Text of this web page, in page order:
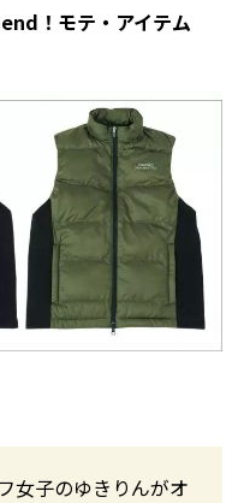
！モテ・アイテム
女子のゆきりんがオ